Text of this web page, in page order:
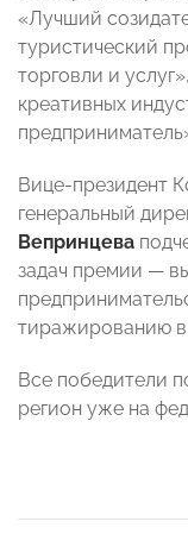
«Лучший
туристический
торговли и
креативных
Вице-президент
генеральный
Вепринцева
задач премии —
тиражированию в
Все победители
регион уже на